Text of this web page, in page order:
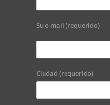
Su e-mail (requerido)
Ciudad (requerido)